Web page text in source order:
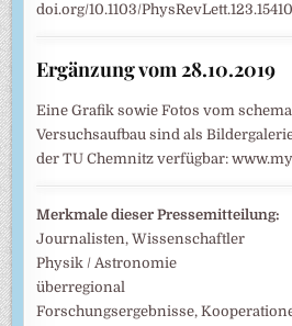
doi.org/10.1103/
Ergänzung vom 28.10.2019
Eine Grafik sowie Fotos vom
Versuchsaufbau sind als
der TU Chemnitz verfügbar:
Merkmale dieser Pressemitteilung:
Journalisten, Wissenschaftler
Physik / Astronomie
überregional
Forschungsergebnisse,